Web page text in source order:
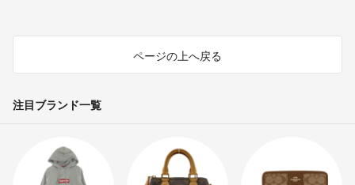
お値下げには対応するつもりはおりますが、現時点ではそこまでは難
引き続きご検討いただけますと幸いです。
出品者 kuma- 3年以上前
- 3年以上前
ページの上へ戻る
注目ブランド一覧